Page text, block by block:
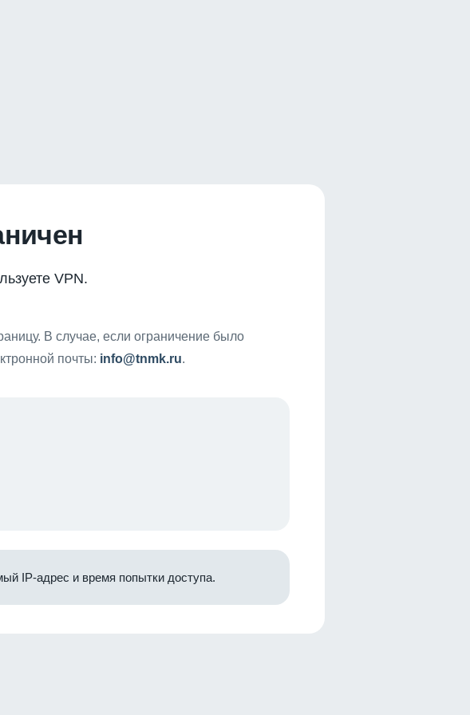
VPN.
В случае, если ограничение было
почты: info@tnmk.ru.
IP-адрес и время попытки доступа.